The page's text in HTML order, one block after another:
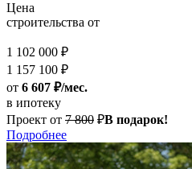
Цена
строительства от
1 102 000 ₽
1 157 100 ₽
от 6 607 ₽/мес.
в ипотеку
Проект от 7 800 ₽В подарок!
Подробнее